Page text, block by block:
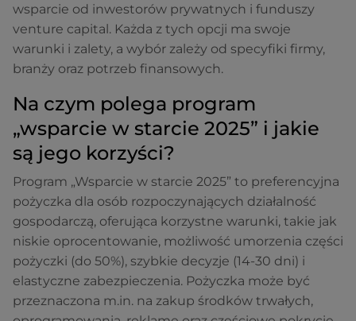
wsparcie od inwestorów prywatnych i funduszy
venture capital. Każda z tych opcji ma swoje
warunki i zalety, a wybór zależy od specyfiki firmy,
branży oraz potrzeb finansowych.
Na czym polega program
„wsparcie w starcie 2025” i jakie
są jego korzyści?
Program „Wsparcie w starcie 2025” to preferencyjna
pożyczka dla osób rozpoczynających działalność
gospodarczą, oferująca korzystne warunki, takie jak
niskie oprocentowanie, możliwość umorzenia części
pożyczki (do 50%), szybkie decyzje (14-30 dni) i
elastyczne zabezpieczenia. Pożyczka może być
przeznaczona m.in. na zakup środków trwałych,